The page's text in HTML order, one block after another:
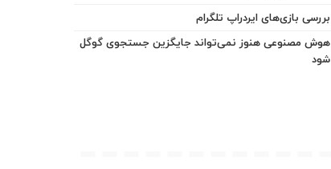
بررسی بازی‌های ایردراپ تلگرام
هوش مصنوعی هنوز نمی‌تواند جایگزین جستجوی گوگل
شود